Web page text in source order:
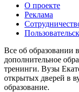
О проекте
Реклама
Все об образовании
дополнительное
тренинги. Вузы
открытых дверей в
образование.